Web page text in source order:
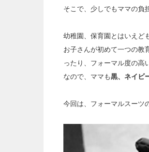
そこで、少しでもママの負
幼稚園、保育園とはいえど
お子さんが初めて一つの教
ったり、フォーマル度の高
なので、ママも黒、ネイビ
今回は、フォーマルスーツ